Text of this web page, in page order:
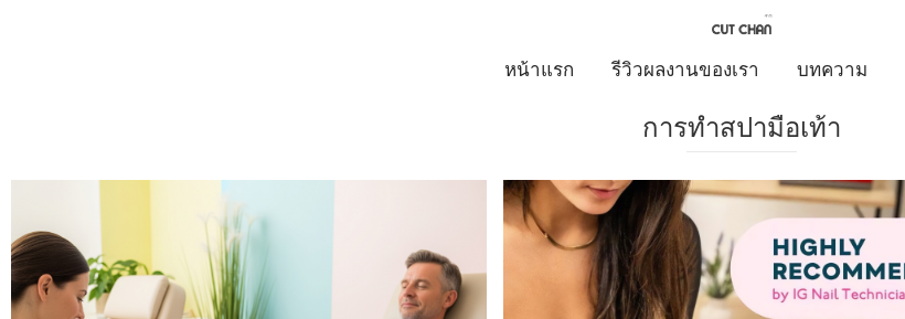
หน้าแรก รีวิวผลงานของเรา บทความ
การทำสปามือเท้า